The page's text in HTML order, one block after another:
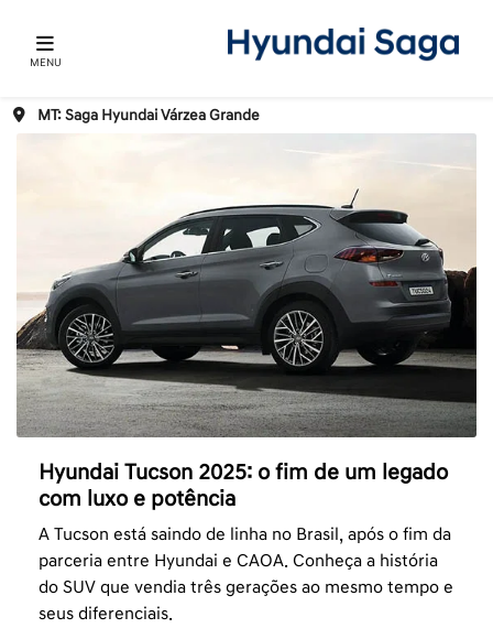
MENU
MT: Saga Hyundai Várzea Grande
Hyundai Tucson 2025: o fim de um legado
com luxo e potência
A Tucson está saindo de linha no Brasil, após o fim da
parceria entre Hyundai e CAOA. Conheça a história
do SUV que vendia três gerações ao mesmo tempo e
seus diferenciais.